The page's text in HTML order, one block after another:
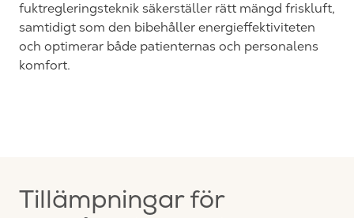
fuktregleringsteknik säkerställer rätt mängd friskluft,
samtidigt som den bibehåller energieffektiviteten
och optimerar både patienternas och personalens
komfort.
Tillämpningar för